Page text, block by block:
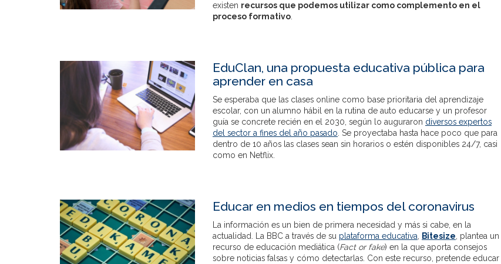
existen recursos que podemos utilizar como complemento en el
proceso formativo.
EduClan, una propuesta educativa pública para
aprender en casa
Se esperaba que las clases online como base prioritaria del aprendizaje
escolar, con un alumno hábil en la rutina de auto educarse y un profesor
guía se concrete recién en el 2030, según lo auguraron diversos expertos
del sector a fines del año pasado . Se proyectaba hasta hace poco que para
dentro de 10 años las clases sean sin horarios o estén disponibles 24/7, casi
como en Netflix.
Educar en medios en tiempos del coronavirus
La información es un bien de primera necesidad y más si cabe, en la
actualidad. La BBC a través de su plataforma educativa Bitesize , plantea un
recurso de educación mediática (Fact or fake) en la que aporta consejos
sobre noticias falsas y cómo detectarlas. Con este recurso, pretende educar